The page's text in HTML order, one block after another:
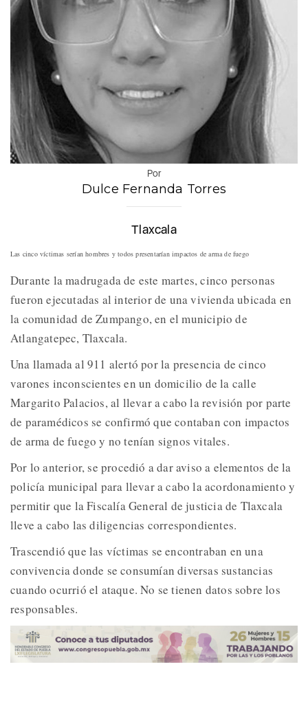
Por
Dulce Fernanda Torres
Tlaxcala
Las cinco víctimas serían hombres y todos presentarían impactos de arma de fuego
Durante la madrugada de este martes, cinco personas
fueron ejecutadas al interior de una vivienda ubicada en
la comunidad de Zumpango, en el municipio de
Atlangatepec, Tlaxcala.
Una llamada al 911 alertó por la presencia de cinco
varones inconscientes en un domicilio de la calle
Margarito Palacios, al llevar a cabo la revisión por parte
de paramédicos se confirmó que contaban con impactos
de arma de fuego y no tenían signos vitales.
Por lo anterior, se procedió a dar aviso a elementos de la
policía municipal para llevar a cabo la acordonamiento y
permitir que la Fiscalía General de justicia de Tlaxcala
lleve a cabo las diligencias correspondientes.
Trascendió que las víctimas se encontraban en una
convivencia donde se consumían diversas sustancias
cuando ocurrió el ataque. No se tienen datos sobre los
responsables.